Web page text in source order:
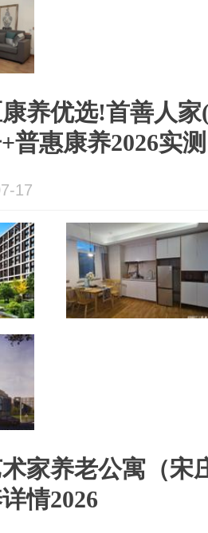
养优选!首善人
普惠康养2026实测
17
家养老公寓（宋
情2026